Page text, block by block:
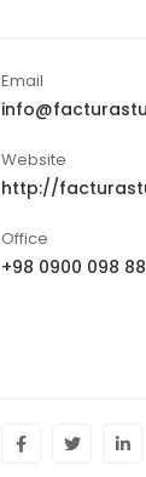
Email
Website
http://
Office
+98 0900 098